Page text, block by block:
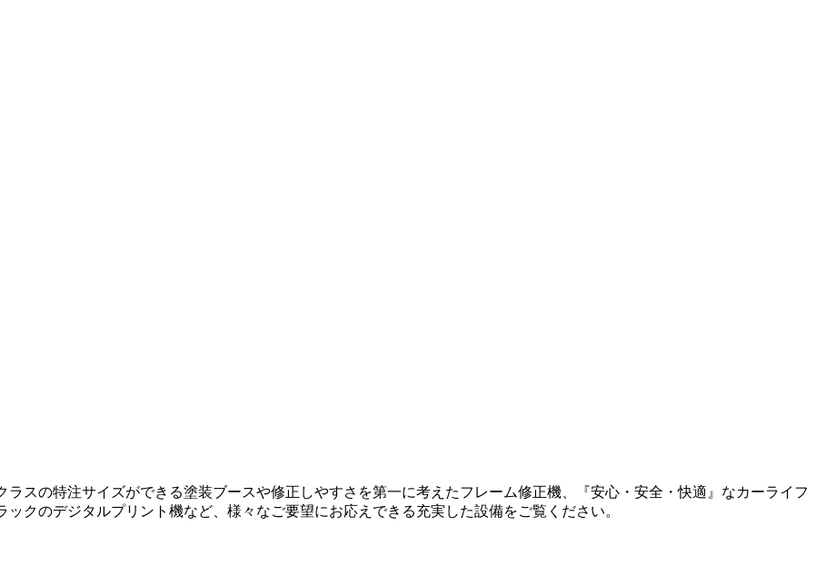
スの特注サイズができる塗装ブースや修正しやすさを第一に考えたフレーム修正機、『安心・安全・快適』なカーライフ
クのデジタルプリント機など、様々なご要望にお応えできる充実した設備をご覧ください。